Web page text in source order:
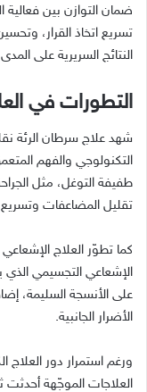
ضمان التوازن بين فعالية
تسريع اتخاذ القرار،
النتائج السريرية على
التطورات في
شهد علاج سرطان الرئة
التكنولوجي والفهم
طفيفة التوغل، مثل
تقليل المضاعفات وتسريع
كما تطوّر العلاج
الإشعاعي التجسيمي الذي
على الأنسجة السليمة،
الأضرار الجانبية.
ورغم استمرار دور العلاج
العلاجات الموجّهة